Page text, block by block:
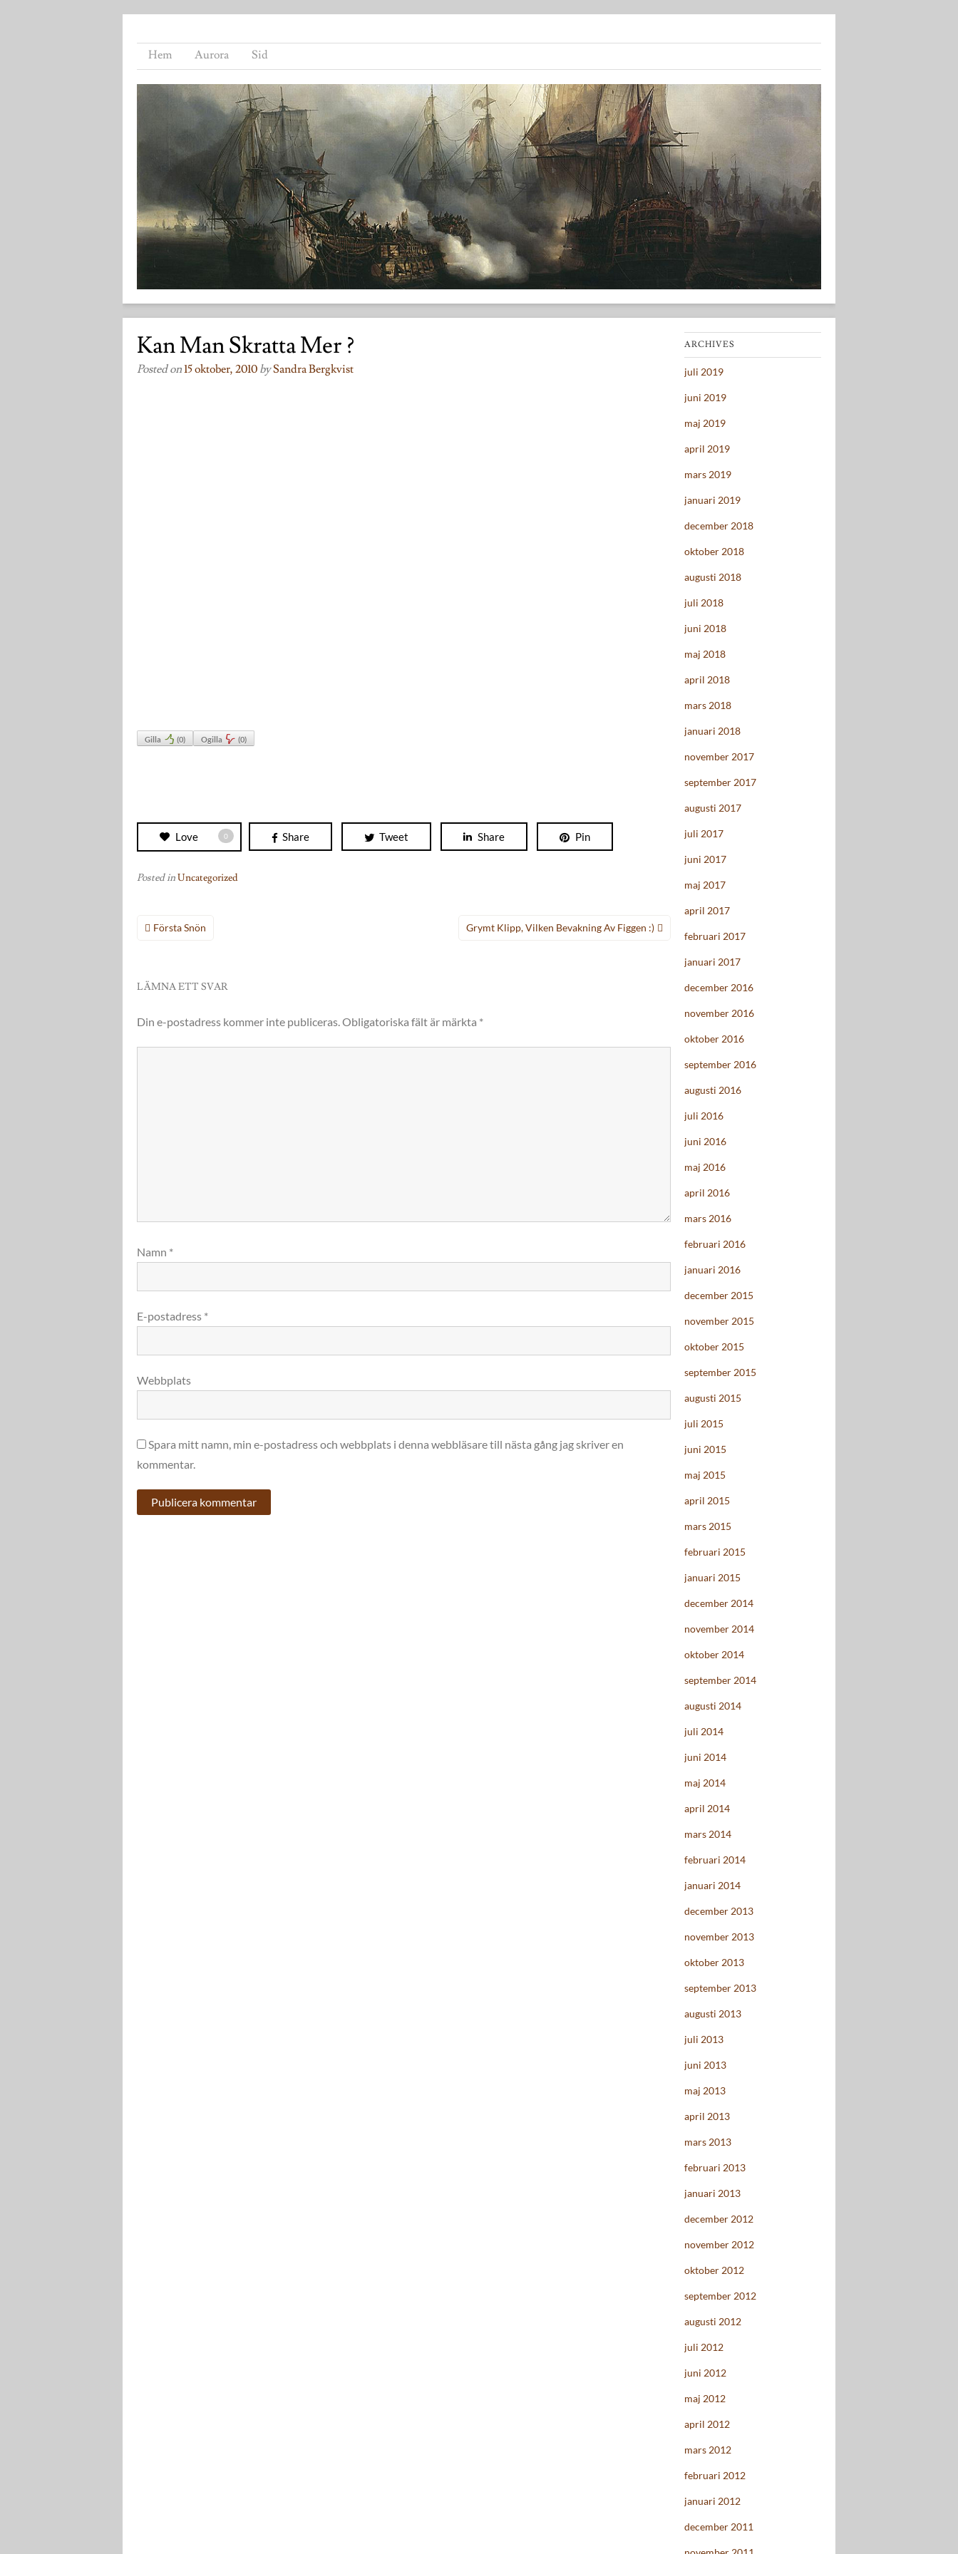
Hem Aurora Sid
Kan Man Skratta Mer ?
Posted on15 oktober, 2010 bySandra Bergkvist
Gilla (0) Ogilla (0)
Love 0 Share Tweet Share Pin
Posted inUncategorized
Inläggsnavigering
Första Snön Grymt Klipp, Vilken Bevakning Av Figgen :)
LÄMNA ETT SVAR
Din e-postadress kommer inte publiceras. Obligatoriska fält är märkta *
Namn *
E-postadress *
Webbplats
Spara mitt namn, min e-postadress och webbplats i denna webbläsare till nästa gång jag skriver en
kommentar.
ARCHIVES
juli 2019
juni 2019
maj 2019
april 2019
mars 2019
januari 2019
december 2018
oktober 2018
augusti 2018
juli 2018
juni 2018
maj 2018
april 2018
mars 2018
januari 2018
november 2017
september 2017
augusti 2017
juli 2017
juni 2017
maj 2017
april 2017
februari 2017
januari 2017
december 2016
november 2016
oktober 2016
september 2016
augusti 2016
juli 2016
juni 2016
maj 2016
april 2016
mars 2016
februari 2016
januari 2016
december 2015
november 2015
oktober 2015
september 2015
augusti 2015
juli 2015
juni 2015
maj 2015
april 2015
mars 2015
februari 2015
januari 2015
december 2014
november 2014
oktober 2014
september 2014
augusti 2014
juli 2014
juni 2014
maj 2014
april 2014
mars 2014
februari 2014
januari 2014
december 2013
november 2013
oktober 2013
september 2013
augusti 2013
juli 2013
juni 2013
maj 2013
april 2013
mars 2013
februari 2013
januari 2013
december 2012
november 2012
oktober 2012
september 2012
augusti 2012
juli 2012
juni 2012
maj 2012
april 2012
mars 2012
februari 2012
januari 2012
december 2011